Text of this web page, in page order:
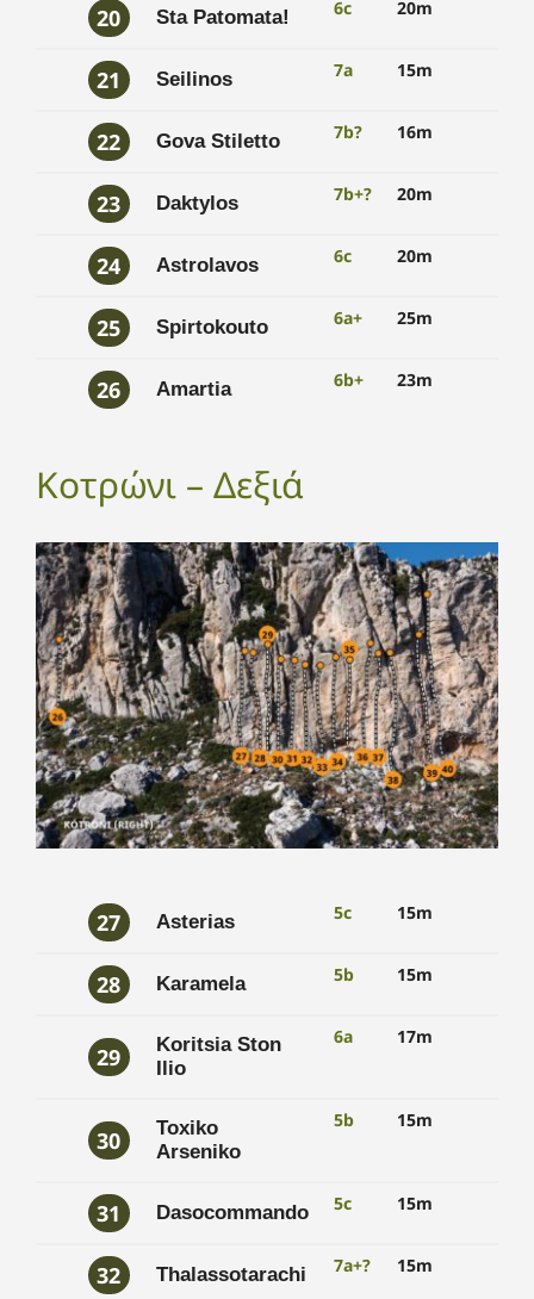
20 Sta Patomata! 6c 20m
21 Seilinos 7a 15m
22 Gova Stiletto 7b? 16m
23 Daktylos 7b+? 20m
24 Astrolavos 6c 20m
25 Spirtokouto 6a+ 25m
26 Amartia 6b+ 23m
Κοτρώνι – Δεξιά
27 Asterias 5c 15m
28 Karamela 5b 15m
29
Koritsia Ston
Ilio
6a 17m
30
Toxiko
Arseniko
5b 15m
31 Dasocommando 5c 15m
32 Thalassotarachi 7a+? 15m